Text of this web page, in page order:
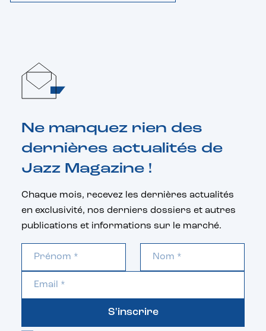
Ne manquez rien des
dernières actualités de
Jazz Magazine !
Chaque mois, recevez les dernières actualités
en exclusivité, nos derniers dossiers et autres
publications et informations sur le marché.
S'inscrire